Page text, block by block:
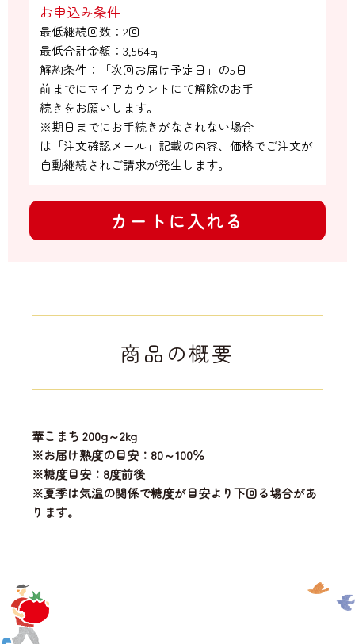
お申込み条件
最低継続回数：2回
最低合計金額： 3,564円
解約条件：「次回お届け予定日」の5日
前までにマイアカウントにて解除のお手
続きをお願いします。
※期日までにお手続きがなされない場合
は「注文確認メール」記載の内容、価格でご注文が
自動継続されご請求が発生します。
カートに入れる
商品の概要
華こまち 200g～2kg
※お届け熟度の目安：80～100％
※糖度目安：8度前後
※夏季は気温の関係で糖度が目安より下回る場合があ
ります。